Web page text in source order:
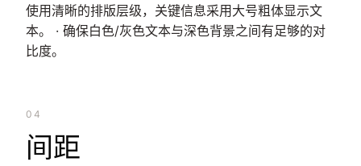
使用清晰的排版层级，关键信息采用大号粗体显示文
本。 · 确保白色/灰色文本与深色背景之间有足够的对
比度。
04
间距